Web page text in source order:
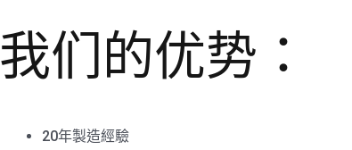
我们的优势：
20年製造經驗